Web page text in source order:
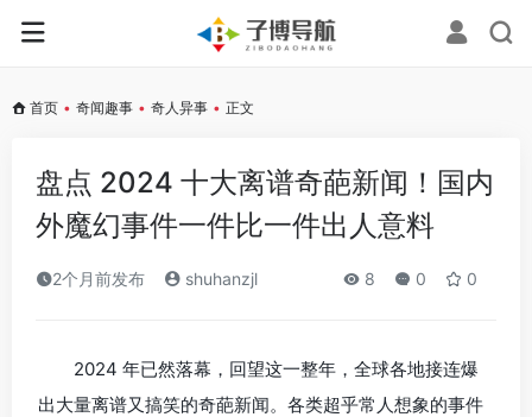
首页 • 奇闻趣事 • 奇人异事 • 正文
盘点 2024 十大离谱奇葩新闻！国内
外魔幻事件一件比一件出人意料
2个月前发布 shuhanzjl 8 0 0
2024 年已然落幕，回望这一整年，全球各地接连爆
出大量离谱又搞笑的奇葩新闻。各类超乎常人想象的事件